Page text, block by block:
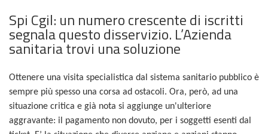
Spi Cgil: un numero crescente di iscritti
segnala questo disservizio. L’Azienda
sanitaria trovi una soluzione
Ottenere una visita specialistica dal sistema sanitario pubblico è
sempre più spesso una corsa ad ostacoli. Ora, però, ad una
situazione critica e già nota si aggiunge un'ulteriore
aggravante: il pagamento non dovuto, per i soggetti esenti dal